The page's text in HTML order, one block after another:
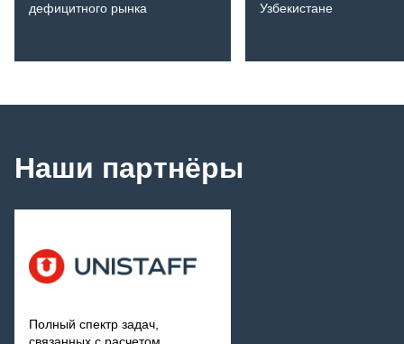
дефицитного рынка
Узбекистане
Наши партнёры
Полный спектр задач,